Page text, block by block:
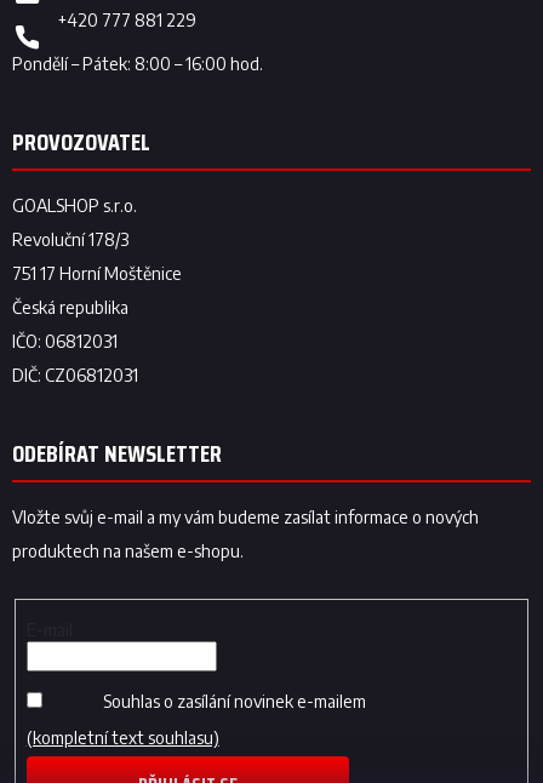
+420 777 881 229
ODEBÍRAT NEWSLETTER
Vložte svůj e-mail a my vám budeme zasílat informace o nových
produktech na našem e-shopu.
Souhlas o zasílání novinek e-mailem
(kompletní text souhlasu)